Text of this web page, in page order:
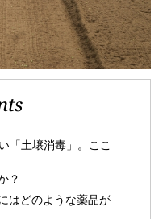
「土壌消毒」。ここ
？
はどのような薬品が